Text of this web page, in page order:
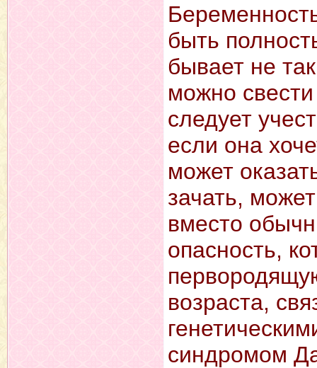
быть
бывает не
можно
следует
если она
может
зачать,
вместо
опасность,
возраста,
синдромом